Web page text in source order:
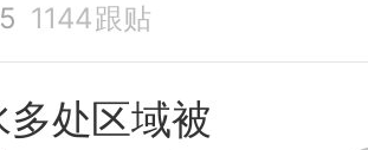
1144跟贴
处区域被